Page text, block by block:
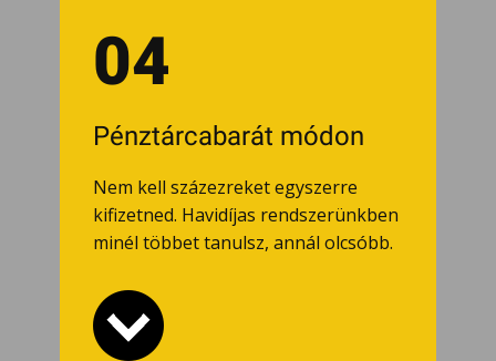
04
Pénztárcabarát módon
Nem kell százezreket egyszerre
kifizetned. Havidíjas rendszerünkben
minél többet tanulsz, annál olcsóbb.